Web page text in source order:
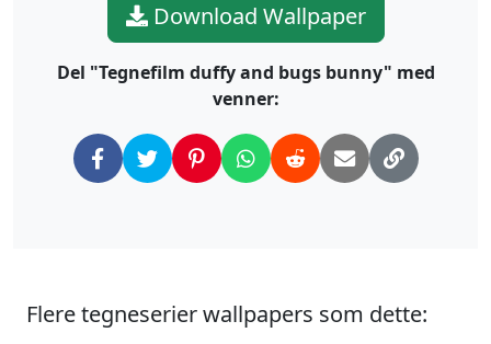
Download Wallpaper
Del "Tegnefilm duffy and bugs bunny" med
venner:
Flere tegneserier wallpapers som dette: